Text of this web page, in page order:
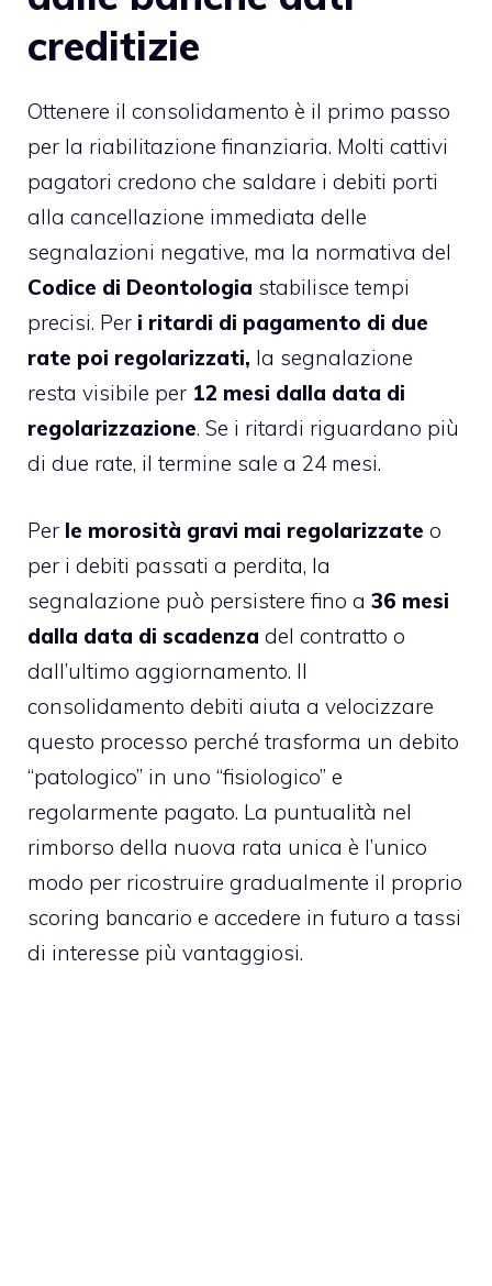
creditizie
Ottenere il consolidamento è il primo passo
per la riabilitazione finanziaria. Molti cattivi
pagatori credono che saldare i debiti porti
alla cancellazione immediata delle
segnalazioni negative, ma la normativa del
Codice di Deontologia stabilisce tempi
precisi. Per i ritardi di pagamento di due
rate poi regolarizzati, la segnalazione
resta visibile per 12 mesi dalla data di
regolarizzazione. Se i ritardi riguardano più
di due rate, il termine sale a 24 mesi.
Per le morosità gravi mai regolarizzate o
per i debiti passati a perdita, la
segnalazione può persistere fino a 36 mesi
dalla data di scadenza del contratto o
dall’ultimo aggiornamento. Il
consolidamento debiti aiuta a velocizzare
questo processo perché trasforma un debito
“patologico” in uno “fisiologico” e
regolarmente pagato. La puntualità nel
rimborso della nuova rata unica è l’unico
modo per ricostruire gradualmente il proprio
scoring bancario e accedere in futuro a tassi
di interesse più vantaggiosi.